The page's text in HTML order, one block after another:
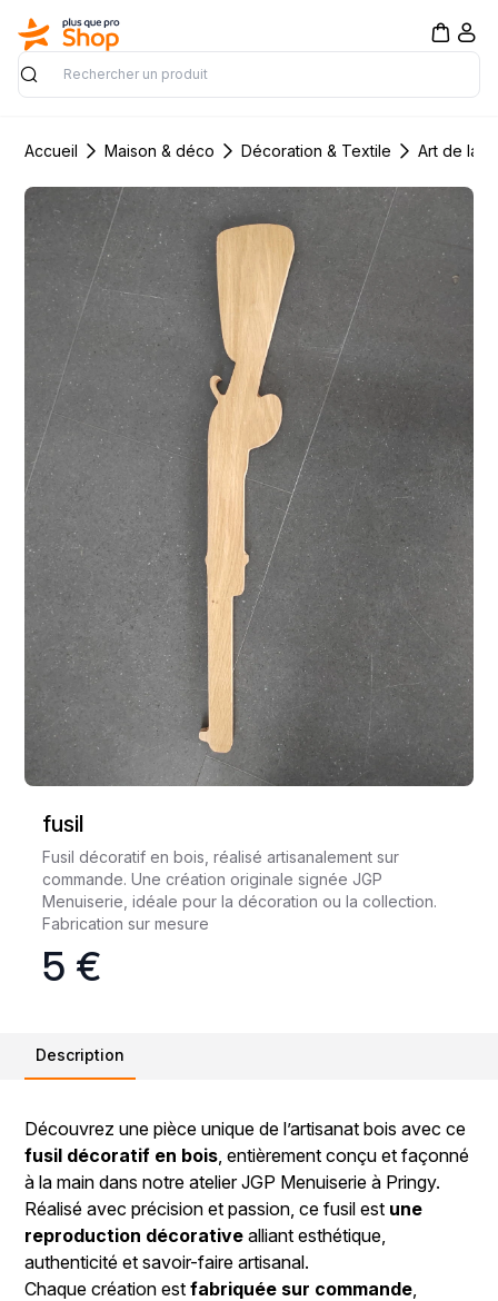
Rechercher
Accueil Maison & déco Décoration & Textile Art de la
fusil
Fusil décoratif en bois, réalisé artisanalement sur
commande. Une création originale signée JGP
Menuiserie, idéale pour la décoration ou la collection.
Fabrication sur mesure
5 €
Description
Découvrez une pièce unique de l’artisanat bois avec ce
fusil décoratif en bois , entièrement conçu et façonné
à la main dans notre atelier JGP Menuiserie à Pringy.
Réalisé avec précision et passion, ce fusil est une
reproduction décorative alliant esthétique,
authenticité et savoir-faire artisanal.
Chaque création estfabriquée sur commande